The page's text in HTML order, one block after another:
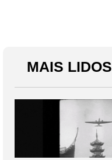
MAIS LIDOS